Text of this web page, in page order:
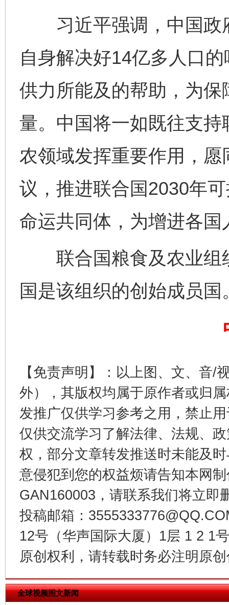
习近平强调，中国政
自身解决好14亿多人口
供力所能及的帮助，为
量。中国将一如既往支
农领域发挥重要作用，
议，推进联合国2030年
命运共同体，为增进各
联合国粮食及农业组
国是该组织的创始成员国
【免责声明】：以上图、文、音/
外），其版权均属于原作者或归
发推广仅供学习参考之用，禁止
仅供交流学习了解法律、法规、
权，部分文章转发推送时未能及
意侵犯到您的权益烦请告知本网
GAN160003，请联系我们将立即
投稿邮箱：
12号（华声国际大厦）1层 1 2 1
原创权利，请转载时务必注明原
全球视频图文新闻
在谋一域中谋全局
习近平的博鳌关键词
魏明亮
“刷贴”乱象丛生
生
揭批美国五大"原罪" "炒